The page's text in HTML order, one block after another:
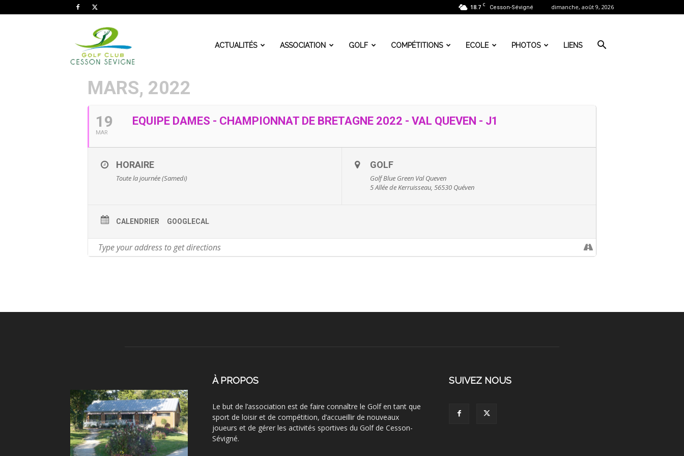
18.7 C Cesson-Sévigné dimanche, août 9, 2026
Golf
Cesson
Sevigné
ACTUALITÉS ASSOCIATION GOLF COMPÉTITIONS ECOLE PHOTOS LIENS
MARS, 2022
19
MAR
EQUIPE DAMES - CHAMPIONNAT DE BRETAGNE 2022 - VAL QUEVEN - J1
HORAIRE
Toute la journée (Samedi)
GOLF
Golf Blue Green Val Queven
5 Allée de Kerruisseau, 56530 Quéven
CALENDRIER GOOGLECAL
À PROPOS
Le but de l’association est de faire connaître le Golf en tant que
sport de loisir et de compétition, d’accueillir de nouveaux
joueurs et de gérer les activités sportives du Golf de Cesson-
Sévigné.
SUIVEZ NOUS